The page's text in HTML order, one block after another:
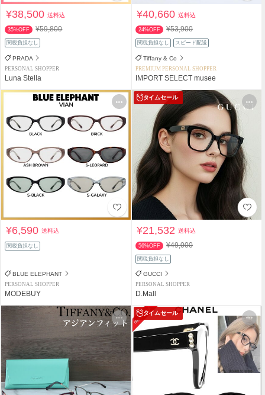
¥38,500送料込
35%OFF ¥59,800
関税負担なし
PRADA
PERSONAL SHOPPER
Luna Stella
¥40,660送料込
24%OFF ¥53,900
関税負担なし スピード配送
Tiffany & Co
PREMIUM PERSONAL SHOPPER
IMPORT SELECT musee
¥6,590送料込
関税負担なし
BLUE ELEPHANT
PERSONAL SHOPPER
MODEBUY
タイムセール
¥21,532送料込
56%OFF ¥49,000
関税負担なし
GUCCI
PERSONAL SHOPPER
D.Mall
タイムセール